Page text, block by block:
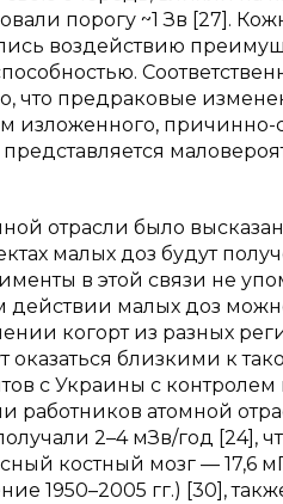
порогу ~1 Зв [27].
воздействию
что предраковые
изложенного,
отрасли было
малых доз будут
в этой связи не
малых доз
когорт из разных
оказаться близкими к
с Украины с
атомной
2–4 мЗв/год [24],
костный мозг — 17,6
1950–2005 гг.) [30],